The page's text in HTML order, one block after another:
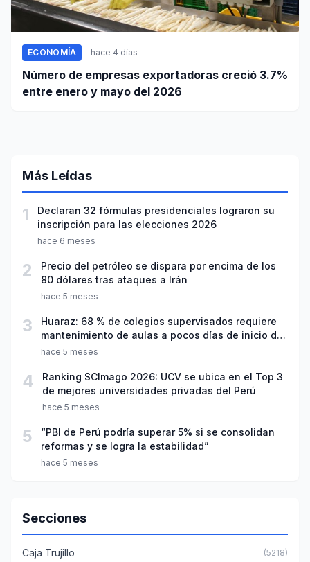
ECONOMÍA hace 4 días
Número de empresas exportadoras creció 3.7%
entre enero y mayo del 2026
Más Leídas
1
Declaran 32 fórmulas presidenciales lograron su
inscripción para las elecciones 2026
hace 6 meses
2
Precio del petróleo se dispara por encima de los
80 dólares tras ataques a Irán
hace 5 meses
3
Huaraz: 68 % de colegios supervisados requiere
mantenimiento de aulas a pocos días de inicio del
año escolar 2026
hace 5 meses
4
Ranking SCImago 2026: UCV se ubica en el Top 3
de mejores universidades privadas del Perú
hace 5 meses
5
“PBI de Perú podría superar 5% si se consolidan
reformas y se logra la estabilidad”
hace 5 meses
Secciones
Caja Trujillo (5218)